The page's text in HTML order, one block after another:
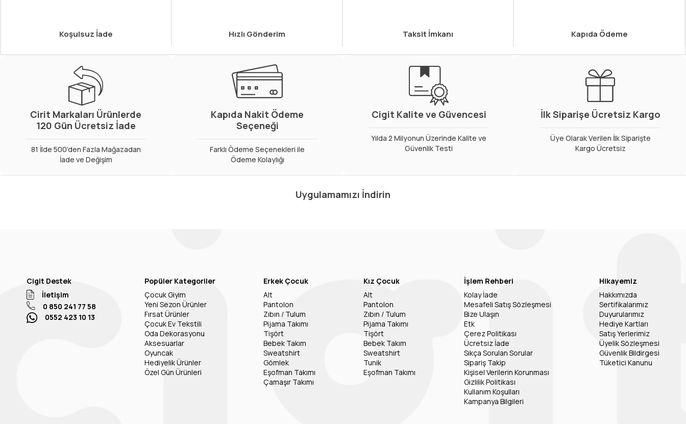
Koşulsuz İade Hızlı Gönderim Taksit İmkanı Kapıda Ödeme
Cirit Markaları Ürünlerde
120 Gün Ücretsiz İade
81 İlde 500’den Fazla Mağazadan
İade ve Değişim
Kapıda Nakit Ödeme
Seçeneği
Farklı Ödeme Seçenekleri ile
Ödeme Kolaylığı
Cigit Kalite ve Güvencesi
Yılda 2 Milyonun Üzerinde Kalite ve
Güvenlik Testi
İlk Siparişe Ücretsiz Kargo
Üye Olarak Verilen İlk Siparişte
Kargo Ücretsiz
Uygulamamızı İndirin
Cigit Destek
İletişim
0 850 241 77 58
0552 423 10 13
Popüler Kategoriler
Çocuk Giyim
Yeni Sezon Ürünler
Fırsat Ürünler
Çocuk Ev Tekstili
Oda Dekorasyonu
Aksesuarlar
Oyuncak
Hediyelik Ürünler
Özel Gün Ürünleri
Erkek Çocuk
Alt
Pantolon
Zıbın / Tulum
Pijama Takımı
Tişört
Bebek Takım
Sweatshirt
Gömlek
Eşofman Takımı
Çamaşır Takımı
Kız Çocuk
Alt
Pantolon
Zıbın / Tulum
Pijama Takımı
Tişört
Bebek Takım
Sweatshirt
Tunik
Eşofman Takımı
İşlem Rehberi
Kolay İade
Mesafeli Satış Sözleşmesi
Bize Ulaşın
Etk
Çerez Politikası
Ücretsiz İade
Sıkça Sorulan Sorular
Sipariş Takip
Kişisel Verilerin Korunması
Gizlilik Politikası
Kullanım Koşulları
Kampanya Bilgileri
Hikayemiz
Hakkımızda
Sertifikalarımız
Duyurularımız
Hediye Kartları
Satış Yerlerimiz
Üyelik Sözleşmesi
Güvenlik Bildirgesi
Tüketici Kanunu